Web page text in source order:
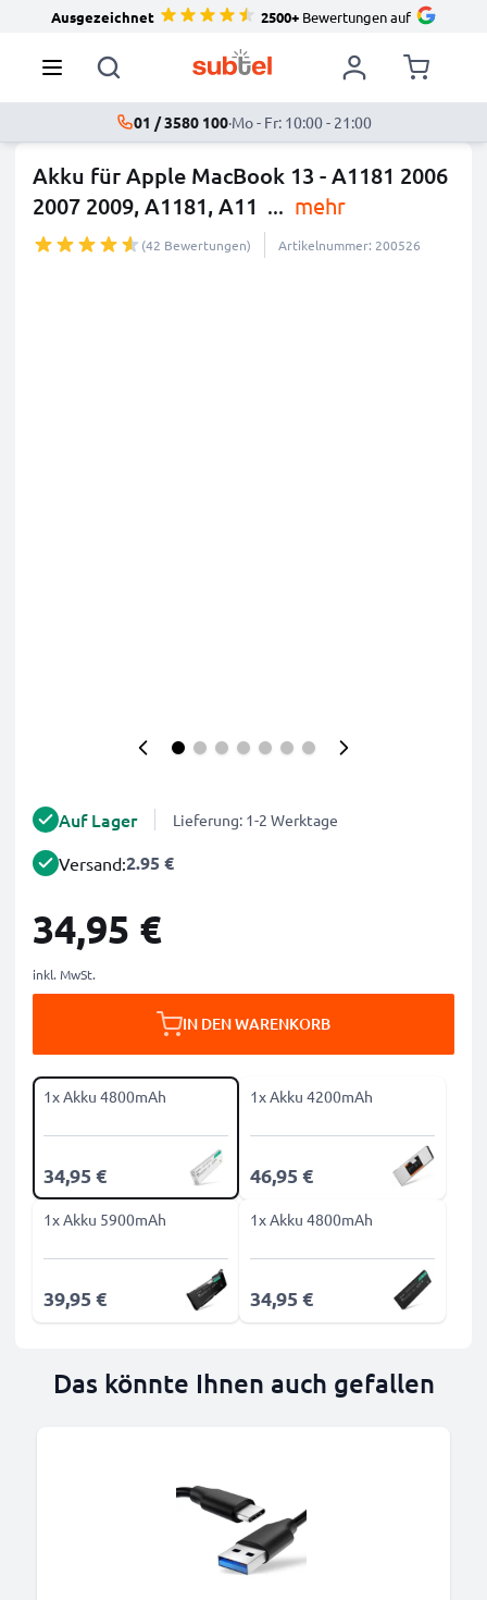
Ausgezeichnet 2500+Bewertungen auf
01 / 3580 100·Mo - Fr: 10:00 - 21:00
Akku für Apple MacBook 13 - A1181 2006
2007 2009, A1181, A11 ... mehr
(42 Bewertungen) Artikelnummer: 200526
Auf Lager Lieferung: 1-2 Werktage
Versand:2.95 €
34,95 €
inkl. MwSt.
IN DEN WARENKORB
1x Akku 4800mAh
34,95 €
1x Akku 4200mAh
46,95 €
1x Akku 5900mAh
39,95 €
1x Akku 4800mAh
34,95 €
Das könnte Ihnen auch gefallen